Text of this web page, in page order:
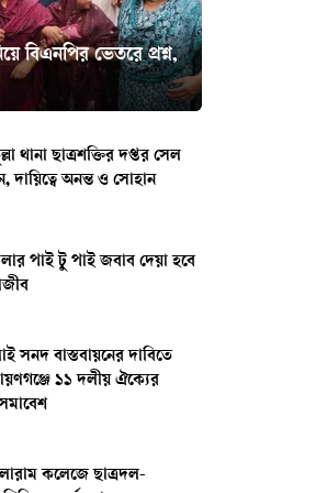
বিএনপির ভেতরে প্রশ্ন,
থানা ছাত্রশক্তির দপ্তর সেল
দায়িত্বে অনন্ত ও সোহান
পাই টু পাই জবাব দেয়া হবে
সনদ বাস্তবায়নের দাবিতে
১১ দলীয় ঐক্যের
কলেজে ছাত্রদল-